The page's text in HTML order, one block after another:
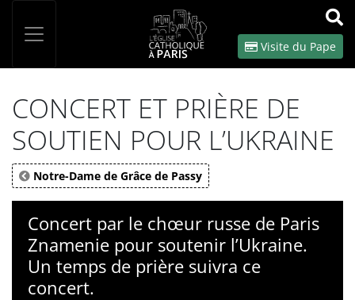
OK
Visite du Pape
CONCERT ET PRIÈRE DE
SOUTIEN POUR L’UKRAINE
Notre-Dame de Grâce de Passy
Concert par le chœur russe de Paris
Znamenie pour soutenir l’Ukraine.
Un temps de prière suivra ce
concert.
Panneau de gestion des cookies